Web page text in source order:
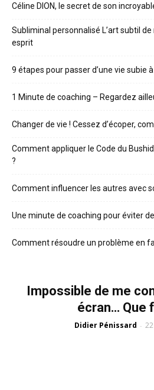
Céline DION, le secret de son
Subliminal personnalisé L’art subtil
esprit
9 étapes pour passer d’une vie subie
1 Minute de coaching – Regardez
Changer de vie ! Cessez d’écoper,
Comment appliquer le Code du
?
Comment influencer les autres avec
Une minute de coaching pour éviter
Comment résoudre un problème en
Impossible de me
écran… Que
Didier Pénissard -